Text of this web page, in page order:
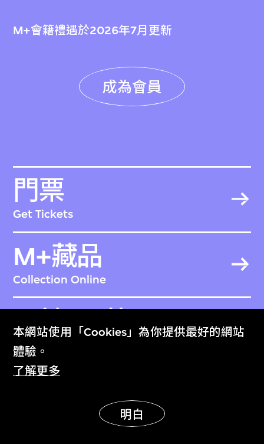
本網站使用「Cookies」為你提供最好的網站
體驗。
了解更多
明白
M+會籍禮遇於2026年7月更新
成為會員
門票
Get Tickets
M+藏品
Collection Online
關於M+藏品
About the Collection
M+雜誌